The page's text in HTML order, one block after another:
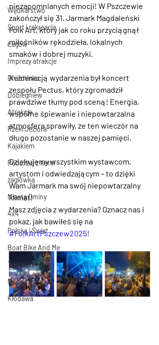
Wędkarstwo
Sport i rekreacja
Łagów
Imprezy atrakcje
Drezdenko
Dobiegniew
Atrakcje
Rzeki Jeziora
Kajakiem
Podróżuj z nami
żaglówką
Miasta Gminy
4x4
Polska i Świat
Boat Bike And Me
Tajemnice
Mapy i Trasy
Kłodawa
niezapomnianych emocji! W Pszczewie
zakończył się 31. Jarmark Magdaleński
Folk Art, który jak co roku przyciągnął
miłośników rękodzieła, lokalnych
smaków i dobrej muzyki.
Kulminacją wydarzenia był koncert
zespołu Pectus, który zgromadził
prawdziwe tłumy pod sceną! Energia,
wspólne śpiewanie i niepowtarzalna
atmosfera sprawiły, że ten wieczór na
długo pozostanie w naszej pamięci.
Dziękujemy wszystkim wystawcom,
artystom i odwiedzającym – to dzięki
Wam Jarmark ma swój niepowtarzalny
klimat!
Masz zdjęcia z wydarzenia? Oznacz nas i
pokaż, jak bawiłeś się na
#FolkArtPszczew2025!